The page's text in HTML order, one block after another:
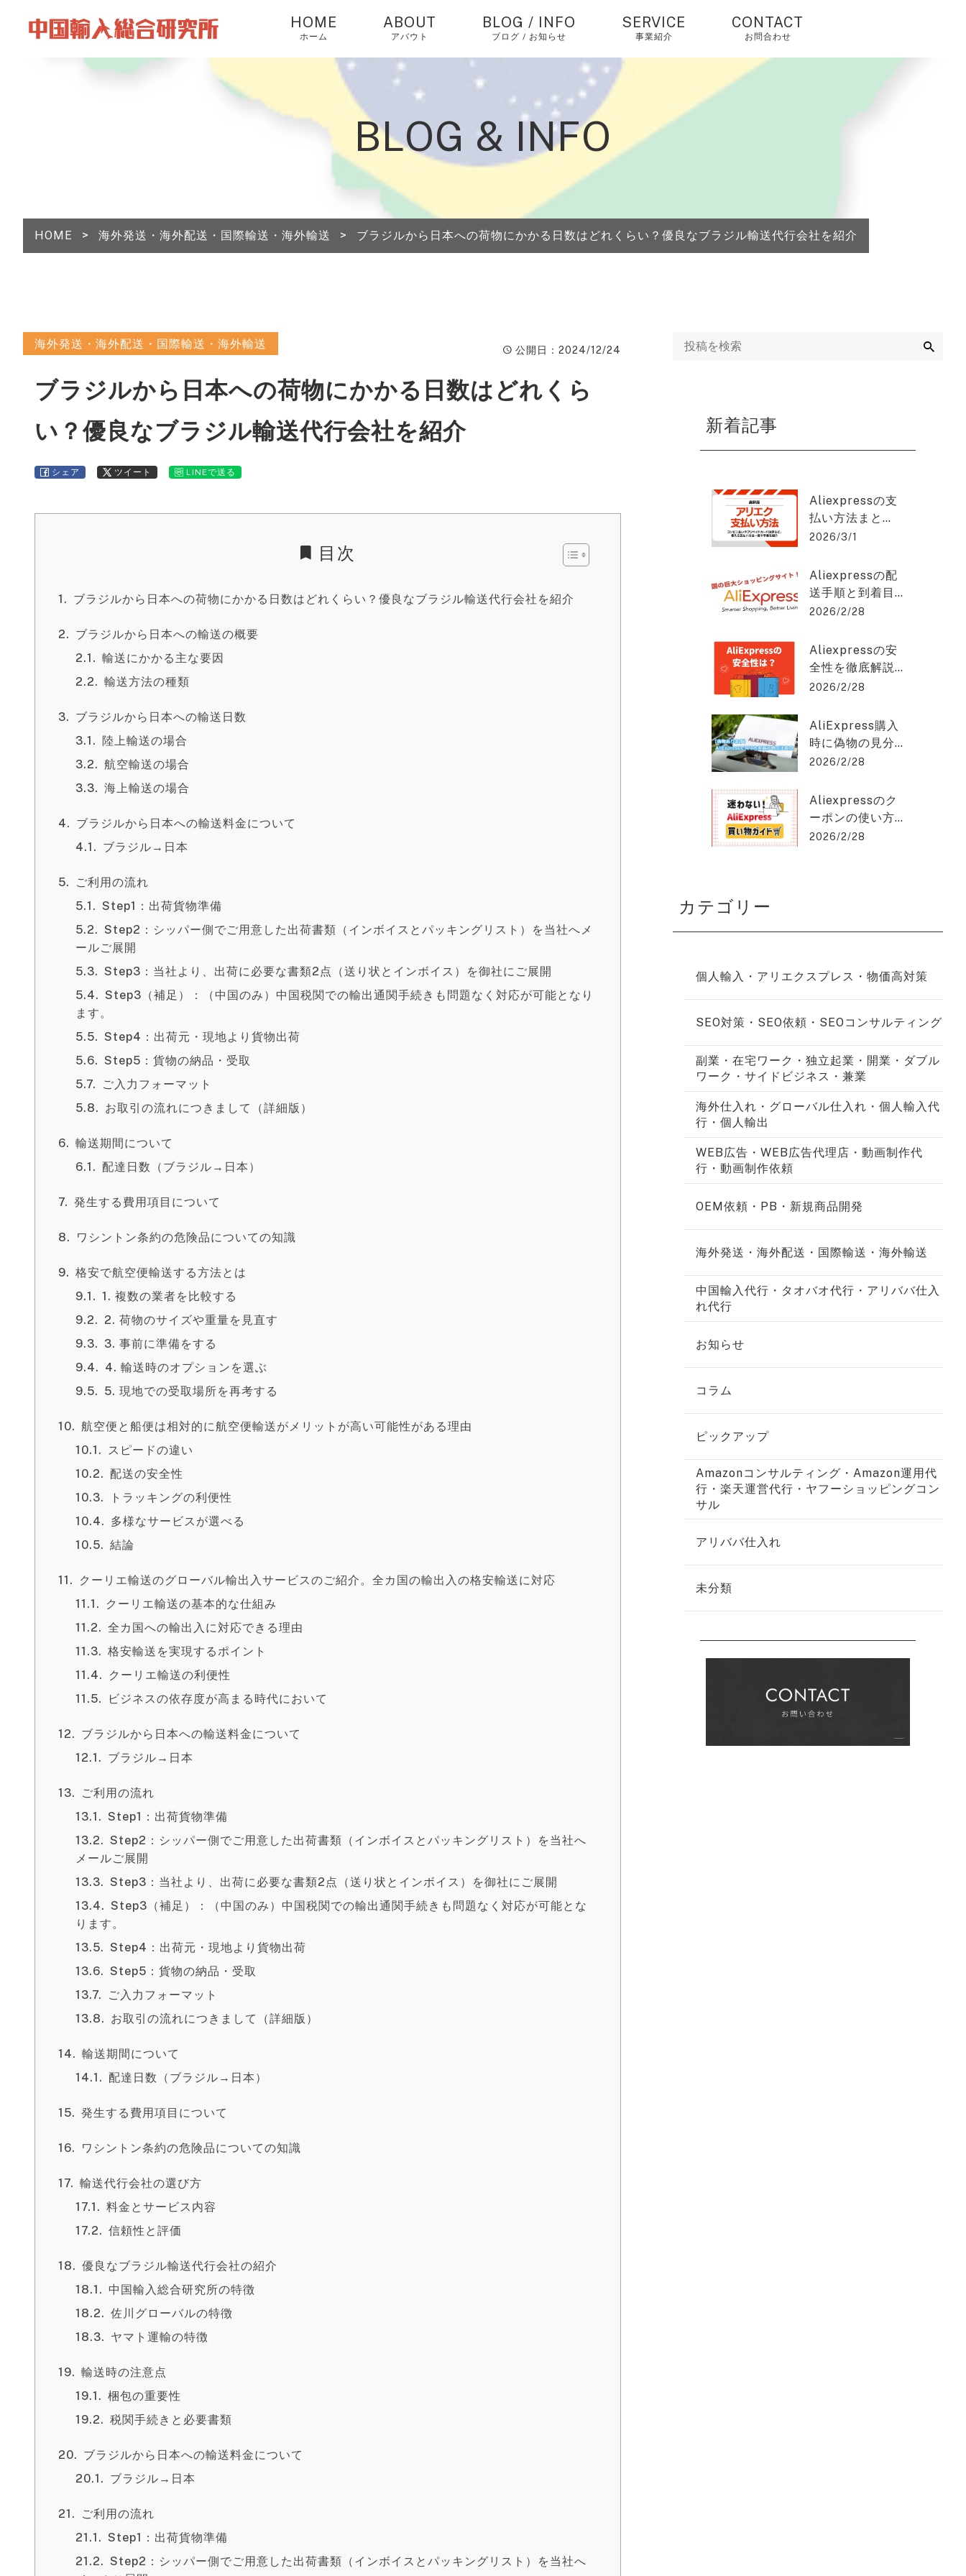
HOME
ホーム
ABOUT
アバウト
BLOG / INFO
ブログ / お知らせ
コラム
ピックアップ
SERVICE
事業紹介
バオ代行・アリババ
個人輸入代行・アリ
中国OEM・OEM代行
ング広告運用・WEB
SEO対策・SEOコン
Chat GPT稼ぎの達人
CONTACT
お問合わせ
BLOG & INFO
HOME > 海外発送・海外配送・国際輸送・海外輸送 > ブラジルから日本への荷物にかかる日数はどれくらい？優良なブラジル輸送代行会社を紹介
海外発送・海外配送・国際輸送・海外輸送 公開日 ：2024/12/24
ブラジルから日本への荷物にかかる日数はどれくら
い？優良なブラジル輸送代行会社を紹介
シェア ツイート LINEで送る
目次
ブラジルから日本への荷物にかかる日数はどれくらい？優良なブラジル輸送代行会社を紹介
ブラジルから日本への輸送の概要
輸送にかかる主な要因
輸送方法の種類
ブラジルから日本への輸送日数
陸上輸送の場合
航空輸送の場合
海上輸送の場合
ブラジルから日本への輸送料金について
ブラジル→日本
ご利用の流れ
Step1：出荷貨物準備
Step2：シッパー側でご用意した出荷書類（インボイスとパッキングリスト）を当社へメ
ールご展開
Step3：当社より、出荷に必要な書類2点（送り状とインボイス）を御社にご展開
Step3（補足）：（中国のみ）中国税関での輸出通関手続きも問題なく対応が可能となり
ます。
Step4：出荷元・現地より貨物出荷
Step5：貨物の納品・受取
ご入力フォーマット
お取引の流れにつきまして（詳細版）
輸送期間について
配達日数（ブラジル→日本）
発生する費用項目について
ワシントン条約の危険品についての知識
格安で航空便輸送する方法とは
1. 複数の業者を比較する
2. 荷物のサイズや重量を見直す
3. 事前に準備をする
4. 輸送時のオプションを選ぶ
5. 現地での受取場所を再考する
航空便と船便は相対的に航空便輸送がメリットが高い可能性がある理由
スピードの違い
配送の安全性
トラッキングの利便性
多様なサービスが選べる
結論
クーリエ輸送のグローバル輸出入サービスのご紹介。全カ国の輸出入の格安輸送に対応
クーリエ輸送の基本的な仕組み
全カ国への輸出入に対応できる理由
格安輸送を実現するポイント
クーリエ輸送の利便性
ビジネスの依存度が高まる時代において
ブラジルから日本への輸送料金について
ブラジル→日本
ご利用の流れ
Step1：出荷貨物準備
Step2：シッパー側でご用意した出荷書類（インボイスとパッキングリスト）を当社へ
メールご展開
Step3：当社より、出荷に必要な書類2点（送り状とインボイス）を御社にご展開
Step3（補足）：（中国のみ）中国税関での輸出通関手続きも問題なく対応が可能とな
ります。
Step4：出荷元・現地より貨物出荷
Step5：貨物の納品・受取
ご入力フォーマット
お取引の流れにつきまして（詳細版）
輸送期間について
配達日数（ブラジル→日本）
発生する費用項目について
ワシントン条約の危険品についての知識
輸送代行会社の選び方
料金とサービス内容
信頼性と評価
優良なブラジル輸送代行会社の紹介
中国輸入総合研究所の特徴
佐川グローバルの特徴
ヤマト運輸の特徴
輸送時の注意点
梱包の重要性
税関手続きと必要書類
ブラジルから日本への輸送料金について
ブラジル→日本
ご利用の流れ
Step1：出荷貨物準備
Step2：シッパー側でご用意した出荷書類（インボイスとパッキングリスト）を当社へ
新着記事
Aliexpressの支
払い方法まと
め：安全に使う
は？アリエクス
プレスを2%OFF
で購入できる方
2026/3/1
Aliexpressの配
送手順と到着目
安をわかりやす
クスプレスを2%
OFFで購入でき
2026/2/28
Aliexpressの安
全性を徹底解説
｜信頼できる購
は？アリエクス
プレスを2%OFF
2026/2/28
AliExpress購入
時に偽物の見分
け方と安く買う
エクスプレスを
2%OFFで購入で
2026/2/28
Aliexpressのク
ーポンの使い方
を徹底解説！保
2026/2/28
カテゴリー
個人輸入・アリエクスプレス・物価高対策
SEO対策・SEO依頼・SEOコンサルティング
副業・在宅ワーク・独立起業・開業・ダブル
ワーク・サイドビジネス・兼業
海外仕入れ・グローバル仕入れ・個人輸入代
行・個人輸出
WEB広告・WEB広告代理店・動画制作代
行・動画制作依頼
OEM依頼・PB・新規商品開発
海外発送・海外配送・国際輸送・海外輸送
中国輸入代行・タオバオ代行・アリババ仕入
れ代行
お知らせ
コラム
ピックアップ
Amazonコンサルティング・Amazon運用代
行・楽天運営代行・ヤフーショッピングコン
サル
アリババ仕入れ
未分類